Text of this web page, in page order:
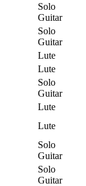
Solo
Guitar
Solo
Guitar
Lute
Lute
Solo
Guitar
Lute
Lute
Solo
Guitar
Solo
Guitar